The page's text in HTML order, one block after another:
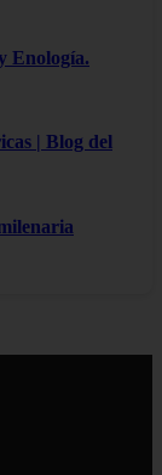
Enología.
| Blog del